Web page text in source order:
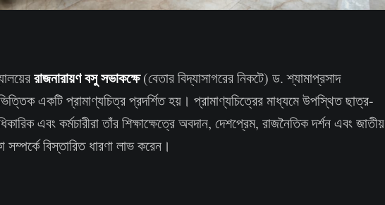
রাজনারায়ণ বসু সভাকক্ষে(বেতার বিদ্যাসাগরের নিকটে) ড. শ্যামাপ্রসাদ
একটি প্রামাণ্যচিত্র প্রদর্শিত হয়। প্রামাণ্যচিত্রের মাধ্যমে উপস্থিত ছাত্র-
এবং কর্মচারীরা তাঁর শিক্ষাক্ষেত্রে অবদান, দেশপ্রেম, রাজনৈতিক দর্শন এবং জাতীয়
বিস্তারিত ধারণা লাভ করেন।